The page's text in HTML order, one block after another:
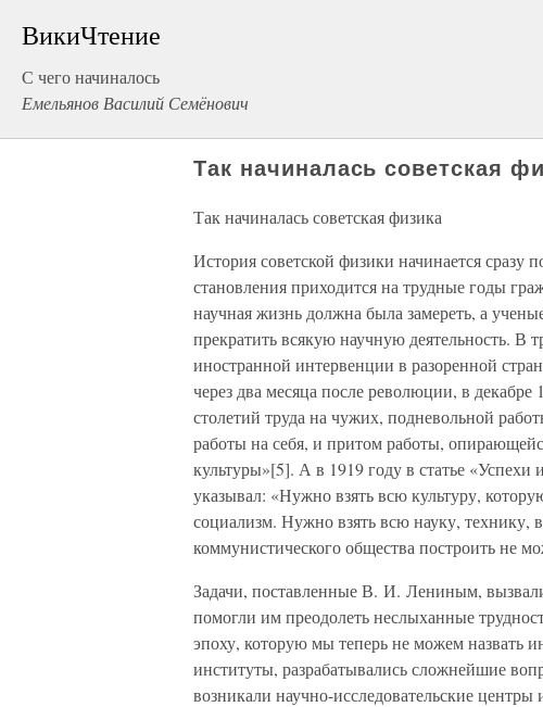
ВикиЧтение
С чего начиналось
Емельянов Василий Семёнович
Так начиналась советская
Так начиналась советская физика
История советской физики начинается
становления приходится на трудные годы
научная жизнь должна была замереть, а
прекратить всякую научную деятельность.
иностранной интервенции в разоренной
через два месяца после революции, в
столетий труда на чужих, подневольной
работы на себя, и притом работы,
культуры»[5]. А в 1919 году в статье
указывал: «Нужно взять всю культуру,
социализм. Нужно взять всю науку, технику,
коммунистического общества построить не
Задачи, поставленные В. И. Лениным,
помогли им преодолеть неслыханные
эпоху, которую мы теперь не можем назвать
институты, разрабатывались сложнейшие
возникали научно-исследовательские